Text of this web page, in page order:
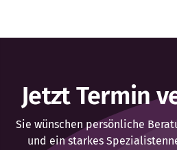
Jetzt Termin
Sie wünschen persönliche
und ein starkes